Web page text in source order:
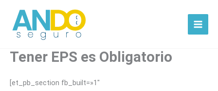
contenido
Tener EPS es Obligatorio
[et_pb_section fb_built=»1″